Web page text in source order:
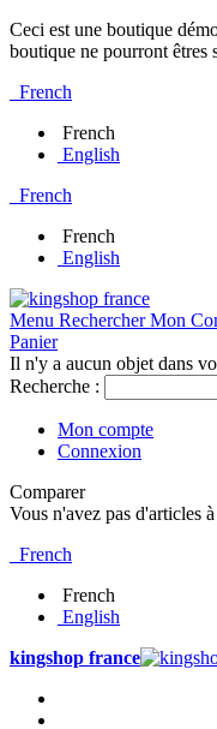
Ceci est une boutique
boutique ne pourront êtres
French
French
English
French
French
English
Menu Rechercher Mon
Panier
Il n'y a aucun objet dans
Recherche :
Mon compte
Connexion
Comparer
Vous n'avez pas d'articles
French
French
English
kingshop france